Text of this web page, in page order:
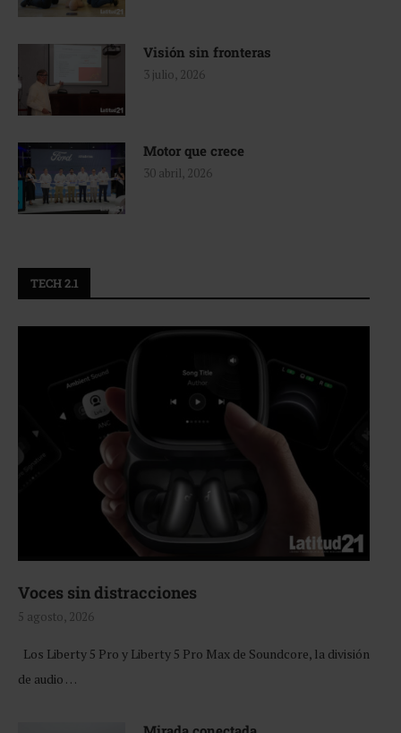
Visión sin fronteras
3 julio, 2026
Motor que crece
30 abril, 2026
TECH 2.1
Voces sin distracciones
5 agosto, 2026
Los Liberty 5 Pro y Liberty 5 Pro Max de Soundcore, la división
de audio …